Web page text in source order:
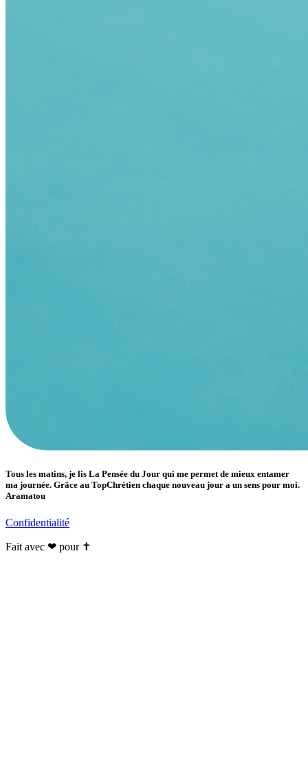
Tous les matins, je lis La Pensée du Jour qui me permet de mieux entamer
ma journée. Grâce au TopChrétien chaque nouveau jour a un sens pour moi.
Aramatou
Confidentialité
Fait avec ❤ pour ✝️️